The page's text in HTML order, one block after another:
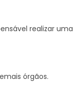
realizar uma
órgãos.